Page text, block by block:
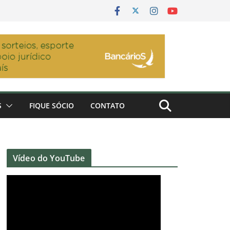
FIQUE SÓCIO CONTATO
Vídeo do YouTube